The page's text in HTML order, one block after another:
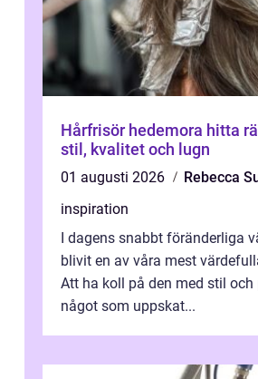
Hårfrisör hedemora hitta rätt salong för
stil, kvalitet och lugn
01 augusti 2026
Rebecca
inspiration
I dagens snabbt föränderliga
blivit en av våra mest
Att ha koll på den med stil och
något som uppskat...